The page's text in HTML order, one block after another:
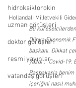
hidroksiklorokin
uzman görüşleri
doktor görüşleri
resmi yayınlar
vatandaş görüşleri
Hollandalı Milletvekili
Bu
Dünya Ekonomik
başkanı. Dikkat
yazdı : "Covid-19:
Başbakan'a
içeriğini nasıl